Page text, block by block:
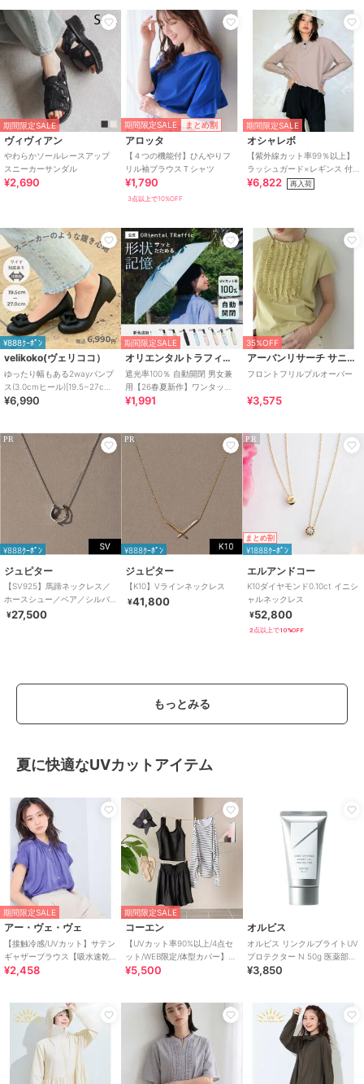
原産国 タイ
期間限定SALE
ヴィヴィアン
やわらかソールレースアップ
スニーカーサンダル
¥2,690
期間限定SALE まとめ割
アロッタ
【４つの機能付】ひんやりフ
リル袖ブラウスＴシャツ
¥1,790
3点以上で10%OFF
期間限定SALE
オシャレボ
【紫外線カット率99％以上】
ラッシュガード×レギンス 付
き タンキニ
¥6,822 再入荷
¥888ｸｰﾎﾟﾝ
velikoko(ヴェリココ）
ゆったり幅もある2wayパンプ
ス(3.0cmヒール)[19.5~27cm]
ラクチンきれいシューズ
¥6,990
期間限定SALE
オリエンタルトラフィック
遮光率100％ 自動開閉 男女兼
用【26春夏新作】ワンタッチ
晴雨兼用 折りたたみ傘 /G-
¥1,991
35%OFF
アーバンリサーチ サニーレーベル
フロントフリルプルオーバー
¥3,575
PR
¥888ｸｰﾎﾟﾝ
ジュピター
【SV925】馬蹄ネックレス／
ホースシュー／ペア／シルバ
ー
¥27,500
PR
¥888ｸｰﾎﾟﾝ
ジュピター
【K10】Vラインネックレス
¥41,800
PR
まとめ割
¥1888ｸｰﾎﾟﾝ
エルアンドコー
K10ダイヤモンド0.10ct イニシ
ャルネックレス
¥52,800
2点以上で10%OFF
もっとみる
夏に快適なUVカットアイテム
期間限定SALE
アー・ヴェ・ヴェ
【接触冷感/UVカット】サテン
ギャザーブラウス【吸水速乾/
イージーケア】
¥2,458
期間限定SALE
コーエン
【UVカット率90%以上/4点セ
ット/WEB限定/体型カバー】シ
ュシュ付きアソートスイムウ
¥5,500
オルビス
オルビス リンクルブライトUV
プロテクター N 50g 医薬部外
品（顔用日焼け止め）
¥3,850